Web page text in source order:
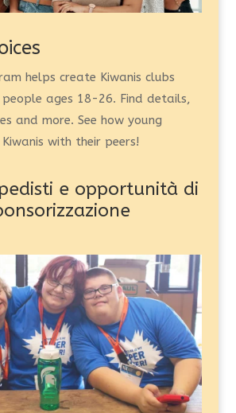
helps create Kiwanis clubs
ages 18-26. Find details,
and more. See how young
with their peers!
e opportunità di